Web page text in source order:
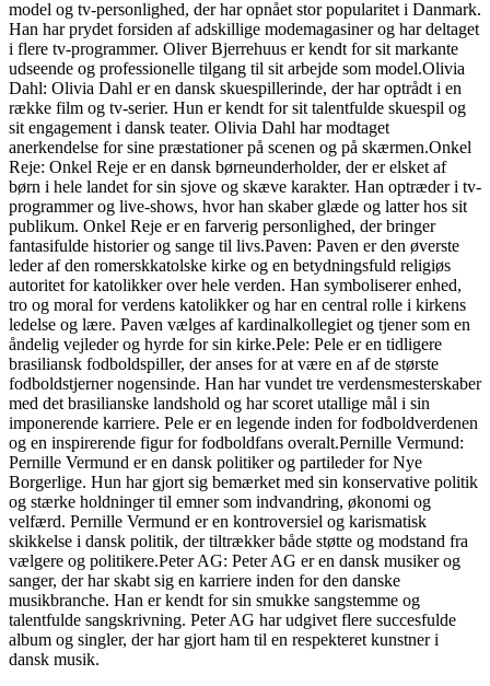
model og tv-personlighed, der har opnået stor popularitet i Danmark.
Han har prydet forsiden af adskillige modemagasiner og har deltaget
i flere tv-programmer. Oliver Bjerrehuus er kendt for sit markante
udseende og professionelle tilgang til sit arbejde som model.Olivia
Dahl: Olivia Dahl er en dansk skuespillerinde, der har optrådt i en
række film og tv-serier. Hun er kendt for sit talentfulde skuespil og
sit engagement i dansk teater. Olivia Dahl har modtaget
anerkendelse for sine præstationer på scenen og på skærmen.Onkel
Reje: Onkel Reje er en dansk børneunderholder, der er elsket af
børn i hele landet for sin sjove og skæve karakter. Han optræder i tv-
programmer og live-shows, hvor han skaber glæde og latter hos sit
publikum. Onkel Reje er en farverig personlighed, der bringer
fantasifulde historier og sange til livs.Paven: Paven er den øverste
leder af den romerskkatolske kirke og en betydningsfuld religiøs
autoritet for katolikker over hele verden. Han symboliserer enhed,
tro og moral for verdens katolikker og har en central rolle i kirkens
ledelse og lære. Paven vælges af kardinalkollegiet og tjener som en
åndelig vejleder og hyrde for sin kirke.Pele: Pele er en tidligere
brasiliansk fodboldspiller, der anses for at være en af de største
fodboldstjerner nogensinde. Han har vundet tre verdensmesterskaber
med det brasilianske landshold og har scoret utallige mål i sin
imponerende karriere. Pele er en legende inden for fodboldverdenen
og en inspirerende figur for fodboldfans overalt.Pernille Vermund:
Pernille Vermund er en dansk politiker og partileder for Nye
Borgerlige. Hun har gjort sig bemærket med sin konservative politik
og stærke holdninger til emner som indvandring, økonomi og
velfærd. Pernille Vermund er en kontroversiel og karismatisk
skikkelse i dansk politik, der tiltrækker både støtte og modstand fra
vælgere og politikere.Peter AG: Peter AG er en dansk musiker og
sanger, der har skabt sig en karriere inden for den danske
musikbranche. Han er kendt for sin smukke sangstemme og
talentfulde sangskrivning. Peter AG har udgivet flere succesfulde
album og singler, der har gjort ham til en respekteret kunstner i
dansk musik.